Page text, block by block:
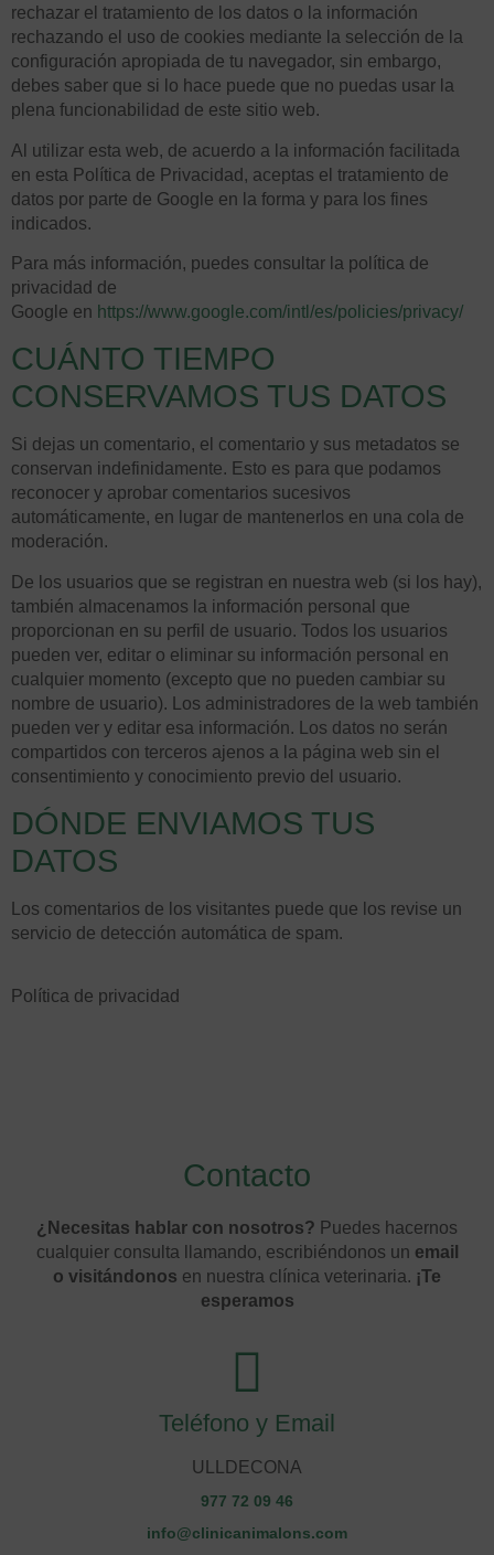
rechazar el tratamiento de los datos o la información
rechazando el uso de cookies mediante la selección de la
configuración apropiada de tu navegador, sin embargo,
debes saber que si lo hace puede que no puedas usar la
plena funcionabilidad de este sitio web.
Al utilizar esta web, de acuerdo a la información facilitada
en esta Política de Privacidad, aceptas el tratamiento de
datos por parte de Google en la forma y para los fines
indicados.
Para más información, puedes consultar la política de
privacidad de
Google en https://www.google.com/intl/es/policies/privacy/
CUÁNTO TIEMPO
CONSERVAMOS TUS DATOS
Si dejas un comentario, el comentario y sus metadatos se
conservan indefinidamente. Esto es para que podamos
reconocer y aprobar comentarios sucesivos
automáticamente, en lugar de mantenerlos en una cola de
moderación.
De los usuarios que se registran en nuestra web (si los hay),
también almacenamos la información personal que
proporcionan en su perfil de usuario. Todos los usuarios
pueden ver, editar o eliminar su información personal en
cualquier momento (excepto que no pueden cambiar su
nombre de usuario). Los administradores de la web también
pueden ver y editar esa información. Los datos no serán
compartidos con terceros ajenos a la página web sin el
consentimiento y conocimiento previo del usuario.
DÓNDE ENVIAMOS TUS
DATOS
Los comentarios de los visitantes puede que los revise un
servicio de detección automática de spam.
Política de privacidad
Contacto
¿Necesitas hablar con nosotros? Puedes hacernos
cualquier consulta llamando, escribiéndonos un email
o visitándonos en nuestra clínica veterinaria. ¡Te
esperamos
Teléfono y Email
ULLDECONA
977 72 09 46
info@clinicanimalons.com